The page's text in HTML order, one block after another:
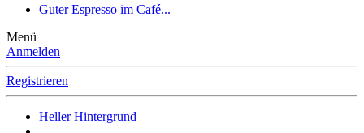
Guter Espresso im Café...
Menü
Anmelden
Registrieren
Heller Hintergrund